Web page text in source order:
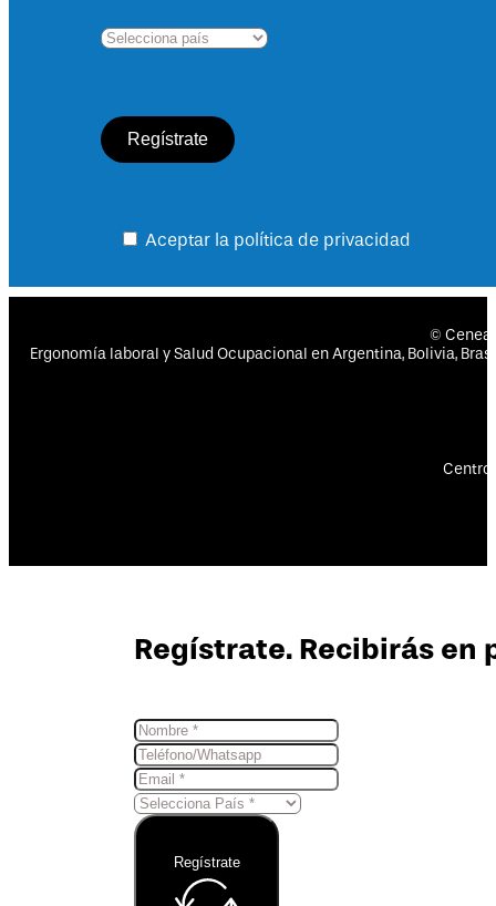
Aceptar la política de privacidad
©
Ergonomía laboral y Salud Ocupacional en Argentina, Bolivia,
Centro
Regístrate. Recibirás en
Regístrate